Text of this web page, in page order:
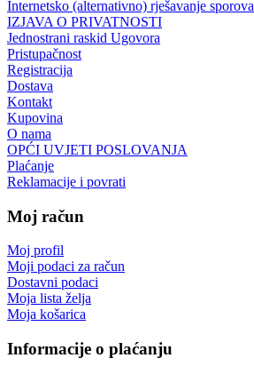
Internetsko (alternativno) rješavanje sporova
IZJAVA O PRIVATNOSTI
Jednostrani raskid Ugovora
Pristupačnost
Registracija
Dostava
Kontakt
Kupovina
O nama
OPĆI UVJETI POSLOVANJA
Plaćanje
Reklamacije i povrati
Moj račun
Moj profil
Moji podaci za račun
Dostavni podaci
Moja lista želja
Moja košarica
Informacije o plaćanju